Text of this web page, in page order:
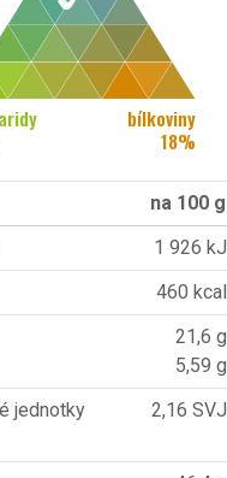
bílkoviny
18%
na 100 g
1 926 kJ
460 kcal
21,6 g
5,59 g
jednotky
2,16 SVJ